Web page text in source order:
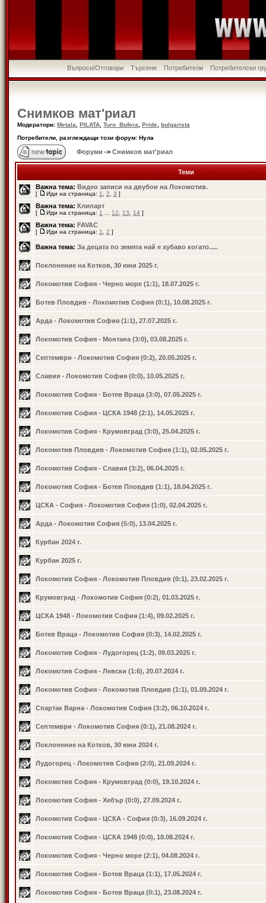
Въпроси/Отговори Търсене Потребители Потребителски
Снимков мат'риал
Модератори: Metala PILATA Turo_Bufera Pride
bulgarista
Потребители, разглеждащи този форум: Нула
Форуми -> Снимков мат'риал
Теми
Важна тема: Видео записи на двубои на Локомотив.
[ Иди на страница: 1 2 3 ]
Важна тема: Клипарт
[ Иди на страница: 1 12 13 14 ]
Важна тема: FAVAC
[ Иди на страница: 1 2 ]
Важна тема: За децата по земята най е хубаво когато.....
Поклонение на Котков, 30 юни 2025 г.
Локомотив София - Черно море (1:1), 18.07.2025 г.
Ботев Пловдив - Локомотив София (0:1), 10.08.2025 г.
Арда - Локомотив София (1:1), 27.07.2025 г.
Локомотив София - Монтана (3:0), 03.08.2025 г.
Септември - Локомотив София (0:2), 20.05.2025 г.
Славия - Локомотив София (0:0), 10.05.2025 г.
Локомотив София - Ботев Враца (3:0), 07.05.2025 г.
Локомотив София - ЦСКА 1948 (2:1), 14.05.2025 г.
Локомотив София - Крумовград (3:0), 25.04.2025 г.
Локомотив Пловдив - Локомотив София (1:1), 02.05.2025 г.
Локомотив София - Славия (3:2), 06.04.2025 г.
Локомотив София - Ботев Пловдив (1:1), 18.04.2025 г.
ЦСКА - София - Локомотив София (1:0), 02.04.2025 г.
Арда - Локомотив София (5:0), 13.04.2025 г.
Курбан 2024 г.
Курбан 2025 г.
Локомотив София - Локомотив Пловдив (0:1), 23.02.2025 г.
Крумовград - Локомотив София (0:2), 01.03.2025 г.
ЦСКА 1948 - Локомотив София (1:4), 09.02.2025 г.
Ботев Враца - Локомотив София (0:3), 14.02.2025 г.
Локомотив София - Лудогорец (1:2), 09.03.2025 г.
Локомотив София - Левски (1:6), 20.07.2024 г.
Локомотив София - Локомотив Пловдив (1:1), 01.09.2024 г.
Спартак Варна - Локомотив София (3:2), 06.10.2024 г.
Септември - Локомотив София (0:1), 21.08.2024 г.
Поклонение на Котков, 30 юни 2024 г.
Лудогорец - Локомотив София (2:0), 21.09.2024 г.
Локомотив София - Крумовград (0:0), 19.10.2024 г.
Локомотив София - Хебър (0:0), 27.09.2024 г.
Локомотив София - ЦСКА - София (0:3), 16.09.2024 г.
Локомотив София - ЦСКА 1948 (0:0), 18.08.2024 г.
Локомотив София - Черно море (2:1), 04.08.2024 г.
Локомотив София - Ботев Враца (1:1), 17.05.2024 г.
Локомотив София - Ботев Враца (0:1), 23.08.2024 г.